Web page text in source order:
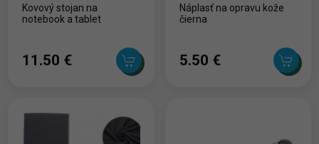
Kovový stojan na
notebook a tablet
11.50 ‎€
Náplasť na opravu kože
čierna
5.50 ‎€